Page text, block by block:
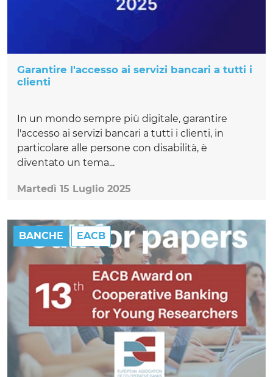
Garantire l'accesso ai servizi bancari a tutti i
clienti
In un mondo sempre più digitale, garantire
l'accesso ai servizi bancari a tutti i clienti, in
particolare alle persone con disabilità, è
diventato un tema...
Martedì 15 Luglio 2025
BANCHE EACB